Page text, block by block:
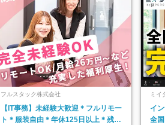
フルスタック株式会社
【IT事務】未経験大歓迎＊フルリモー
ト＊服装自由＊年休125日以上＊残業
ミイ
イ
全